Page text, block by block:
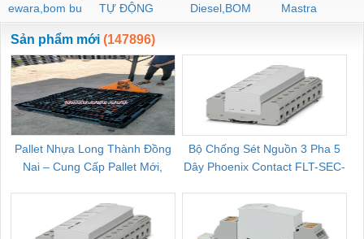
ewara,bom bu
ewara
TỰ ĐỘNG
Diesel,BOM
CHUA CHAY
Mastra
Sản phẩm mới (147896)
Pallet Nhựa Long Thành Đồng
Nai – Cung Cấp Pallet Mới,
Bộ Chống Sét Nguồn 3 Pha 5
Dây Phoenix Contact FLT-SEC-